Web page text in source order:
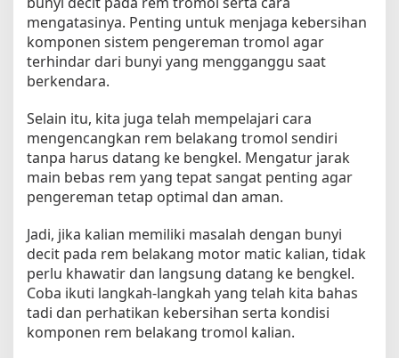
mengatasinya. Penting untuk menjaga kebersihan
komponen sistem pengereman tromol agar
terhindar dari bunyi yang mengganggu saat
berkendara.
Selain itu, kita juga telah mempelajari cara
mengencangkan rem belakang tromol sendiri
tanpa harus datang ke bengkel. Mengatur jarak
main bebas rem yang tepat sangat penting agar
pengereman tetap optimal dan aman.
Jadi, jika kalian memiliki masalah dengan bunyi
decit pada rem belakang motor matic kalian, tidak
perlu khawatir dan langsung datang ke bengkel.
Coba ikuti langkah-langkah yang telah kita bahas
tadi dan perhatikan kebersihan serta kondisi
komponen rem belakang tromol kalian.